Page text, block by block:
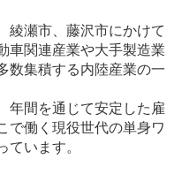
綾瀬市、藤沢市にかけて
車関連産業や大手製造業
数集積する内陸産業の一
年間を通じて安定した雇
で働く現役世代の単身ワ
います。